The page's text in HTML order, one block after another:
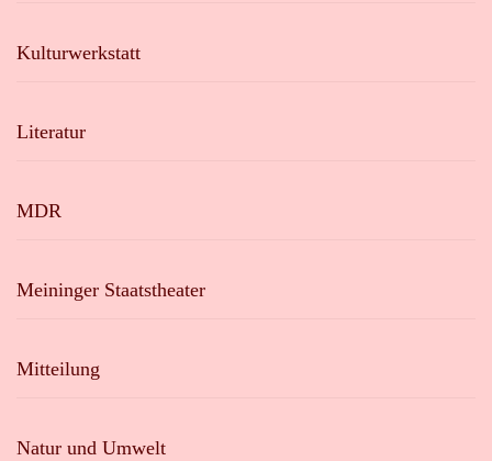
Kulturwerkstatt
Literatur
MDR
Meininger Staatstheater
Mitteilung
Natur und Umwelt